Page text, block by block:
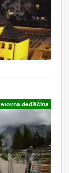
dediščina